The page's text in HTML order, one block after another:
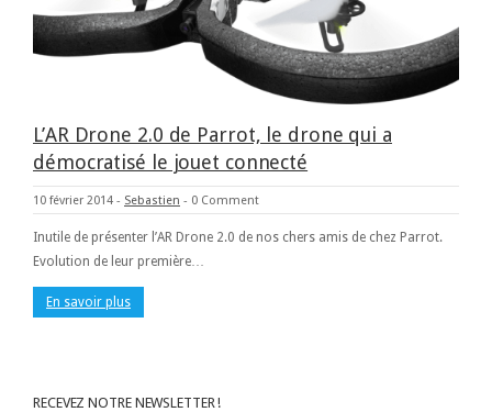
L’AR Drone 2.0 de Parrot, le drone qui a
démocratisé le jouet connecté
10 février 2014 - Sebastien - 0 Comment
Inutile de présenter l’AR Drone 2.0 de nos chers amis de chez Parrot.
Evolution de leur première…
En savoir plus
RECEVEZ NOTRE NEWSLETTER !